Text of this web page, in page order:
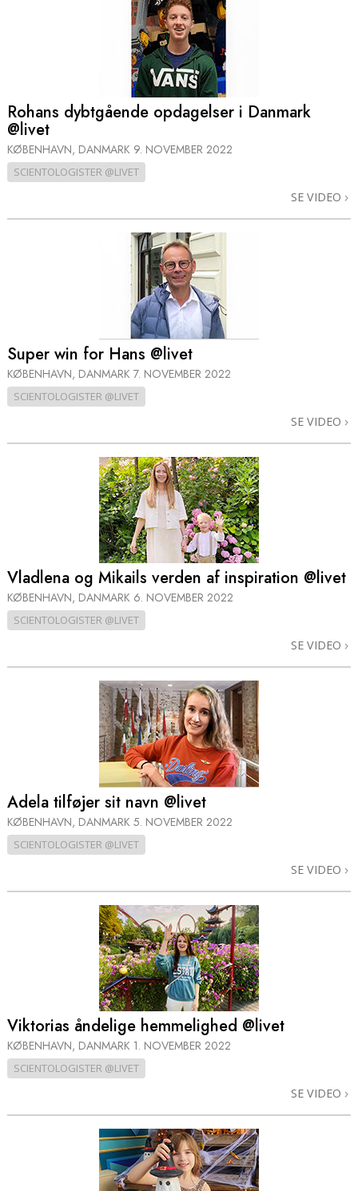
Rohans dybtgående opdagelser i Danmark
@livet
KØBENHAVN, DANMARK 9. NOVEMBER 2022
SCIENTOLOGISTER @LIVET
SE VIDEO
Super win for Hans @livet
KØBENHAVN, DANMARK 7. NOVEMBER 2022
SCIENTOLOGISTER @LIVET
SE VIDEO
Vladlena og Mikails verden af inspiration @livet
KØBENHAVN, DANMARK 6. NOVEMBER 2022
SCIENTOLOGISTER @LIVET
SE VIDEO
Adela tilføjer sit navn @livet
KØBENHAVN, DANMARK 5. NOVEMBER 2022
SCIENTOLOGISTER @LIVET
SE VIDEO
Viktorias åndelige hemmelighed @livet
KØBENHAVN, DANMARK 1. NOVEMBER 2022
SCIENTOLOGISTER @LIVET
SE VIDEO